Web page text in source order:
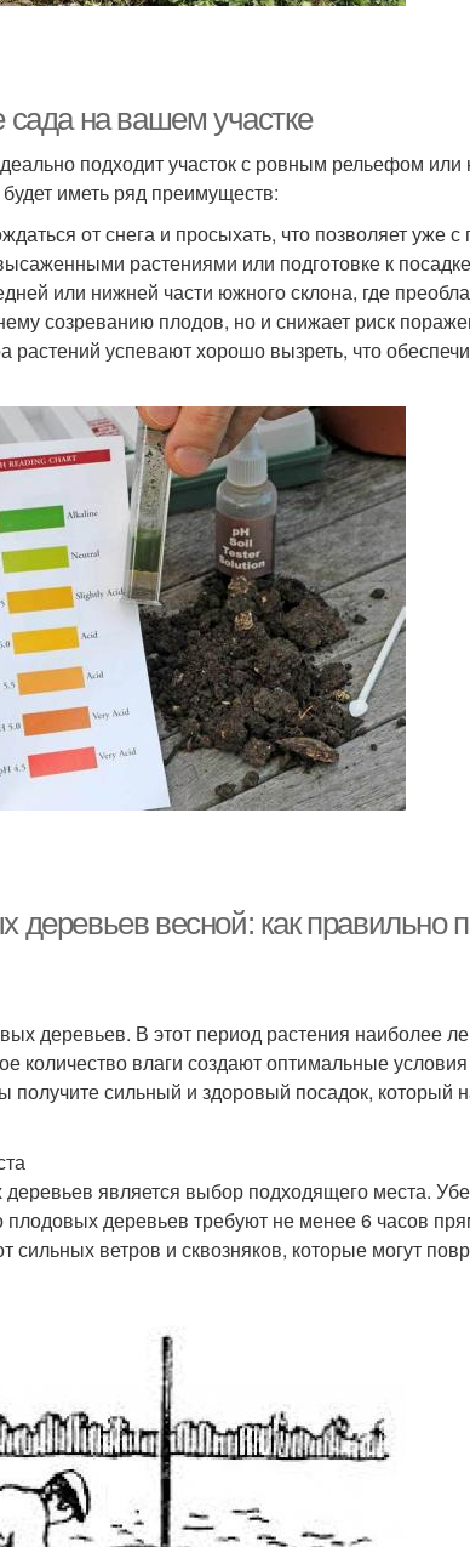
сада на вашем участке
подходит участок с ровным рельефом
иметь ряд преимуществ:
от снега и просыхать, что позволяет уже
растениями или подготовке к
или нижней части южного склона, где
созреванию плодов, но и снижает риск
растений успевают хорошо вызреть, что
деревьев весной: как правильно
деревьев. В этот период растения наиболее
количество влаги создают оптимальные
сильный и здоровый посадок, который
является выбор подходящего места.
деревьев требуют не менее 6 часов
ветров и сквозняков, которые могут